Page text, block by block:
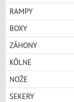
RAMPY
BOXY
ZÁHONY
KÔLNE
NOŽE
SEKERY